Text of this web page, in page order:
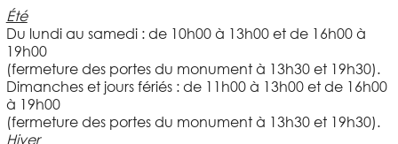
Été
Du lundi au samedi : de 10h00 à 13h00 et de 16h00 à
19h00
(fermeture des portes du monument à 13h30 et 19h30).
Dimanches et jours fériés : de 11h00 à 13h00 et de 16h00
à 19h00
(fermeture des portes du monument à 13h30 et 19h30).
Hiver